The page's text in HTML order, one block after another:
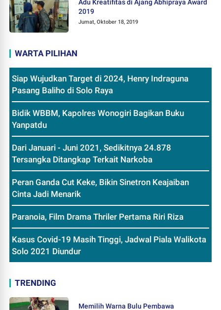
Adu Kreatifitas di Ajang Abhipraya Award
2019
Jumat, Oktober 18, 2019
WARTA PILIHAN
Siap Wujudkan Target di 2024, Henry Indraguna
Pasang Baliho di Solo Raya
Bidik WBBM, Kapolres Wonogiri Bagikan Buku
Yanpatdu
Dari Januari - Juni 2021, Sedikitnya 24.878
Tersangka Ditangkap Terkait Narkoba
Peran Ganda Cut Keke, Bikin Sinetron Keajaiban
Cinta Jadi Menarik
Paranoia, Film Drama Thriler Pertama Riri Riza
Kasus Covid-19 Masih Tinggi, Jadwal Piala Walikota
Solo 2021 Diundur
TRENDING
Memilih Warna Bulu Pembawa